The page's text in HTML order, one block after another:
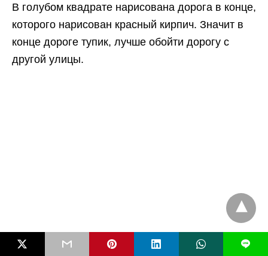
В голубом квадрате нарисована дорога в конце,
которого нарисован красный кирпич. Значит в
конце дороге тупик, лучше обойти дорогу с
другой улицы.
L